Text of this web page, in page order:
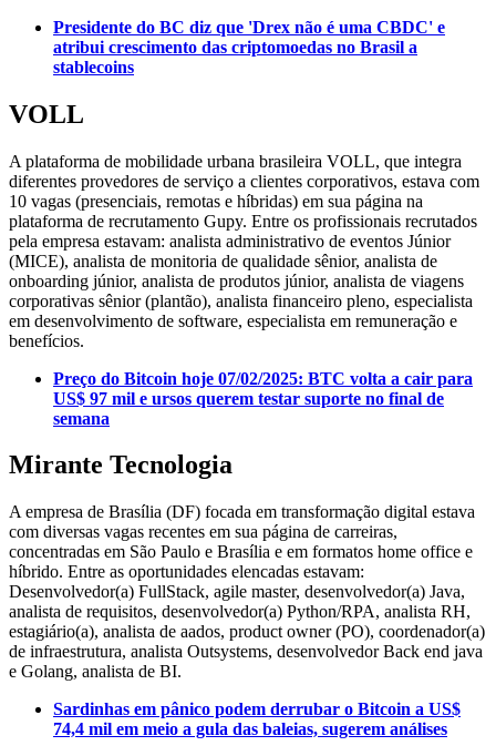
Presidente do BC diz que 'Drex não é uma CBDC' e
atribui crescimento das criptomoedas no Brasil a
stablecoins
VOLL
A plataforma de mobilidade urbana brasileira VOLL, que integra
diferentes provedores de serviço a clientes corporativos, estava com
10 vagas (presenciais, remotas e híbridas) em sua página na
plataforma de recrutamento Gupy. Entre os profissionais recrutados
pela empresa estavam: analista administrativo de eventos Júnior
(MICE), analista de monitoria de qualidade sênior, analista de
onboarding júnior, analista de produtos júnior, analista de viagens
corporativas sênior (plantão), analista financeiro pleno, especialista
em desenvolvimento de software, especialista em remuneração e
benefícios.
Preço do Bitcoin hoje 07/02/2025: BTC volta a cair para
US$ 97 mil e ursos querem testar suporte no final de
semana
Mirante Tecnologia
A empresa de Brasília (DF) focada em transformação digital estava
com diversas vagas recentes em sua página de carreiras,
concentradas em São Paulo e Brasília e em formatos home office e
híbrido. Entre as oportunidades elencadas estavam:
Desenvolvedor(a) FullStack, agile master, desenvolvedor(a) Java,
analista de requisitos, desenvolvedor(a) Python/RPA, analista RH,
estagiário(a), analista de aados, product owner (PO), coordenador(a)
de infraestrutura, analista Outsystems, desenvolvedor Back end java
e Golang, analista de BI.
Sardinhas em pânico podem derrubar o Bitcoin a US$
74,4 mil em meio a gula das baleias, sugerem análises